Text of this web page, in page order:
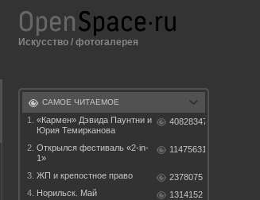
Искусство / фотогалерея
САМОЕ ЧИТАЕМОЕ
1.
«Кармен» Дэвида Паунтни и
Юрия Темирканова
40828347
2. Открылся фестиваль «2-in-
1»
11475631
3. ЖП и крепостное право
2378075
4. Норильск. Май
1314152